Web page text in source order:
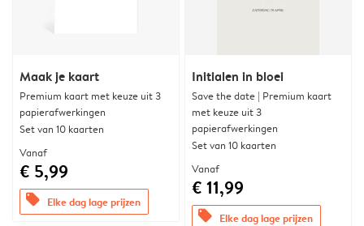
Maak je kaart
Premium kaart met keuze uit 3
papierafwerkingen
Set van 10 kaarten
Vanaf
€ 5,99
offers Elke dag lage prijzen
Initialen in bloei
Save the date | Premium kaart
met keuze uit 3
papierafwerkingen
Set van 10 kaarten
Vanaf
€ 11,99
offers Elke dag lage prijzen